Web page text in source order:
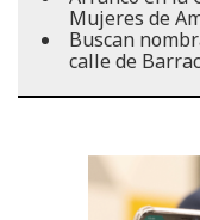
Mujeres de
Buscan
calle de